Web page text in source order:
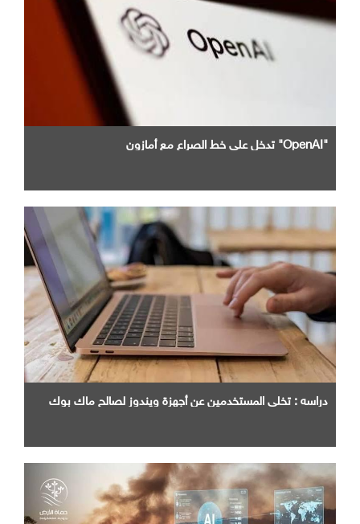
"OpenAI" تدخل علي خط الصراع مع أمازون
دراسه : تخلي المستخدمين عن أجهزة ويندوز لصالح ماك بوك